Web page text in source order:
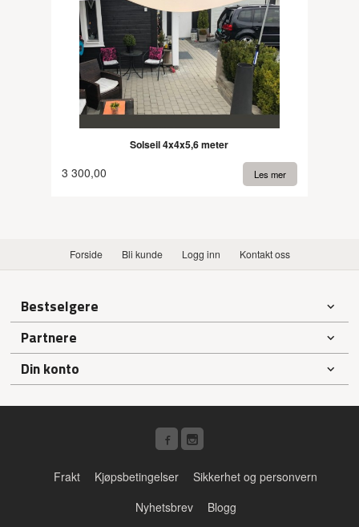
Solseil 4x4x5,6 meter
3 300,00 Les mer
Forside Bli kunde Logg inn Kontakt oss
Bestselgere
Partnere
Din konto
Frakt Kjøpsbetingelser
Sikkerhet og personvern
Nyhetsbrev
Blogg